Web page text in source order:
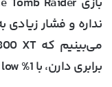
برابری دارن، با 1% low و0.1% low بهتر کارت جدیدتر.